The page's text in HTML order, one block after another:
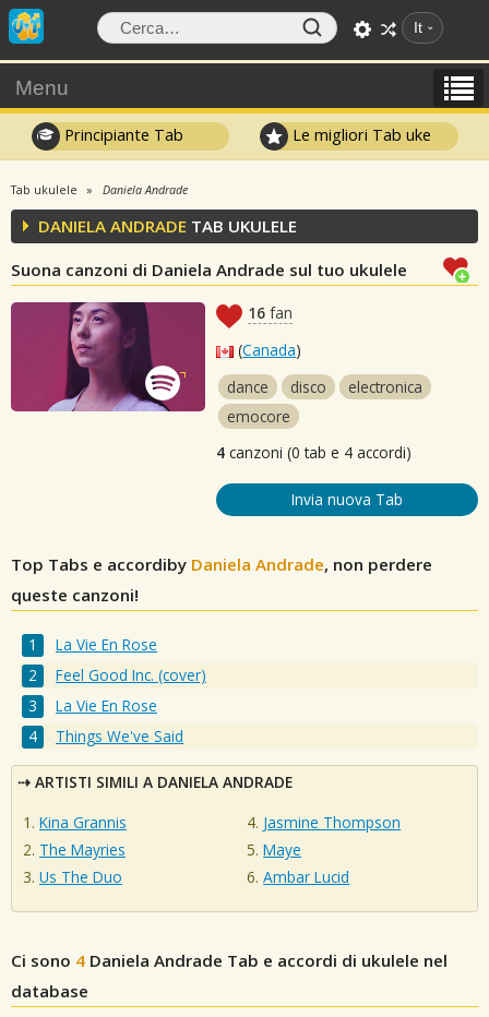
It
Menu
Principiante Tab Le migliori Tab uke
Tab ukulele Daniela Andrade
DANIELA ANDRADE TAB UKULELE
Suona canzoni di Daniela Andrade sul tuo ukulele
16 fan
(Canada)
dance
disco
electronica
emocore
4 canzoni (0 tab e 4 accordi)
Invia nuova Tab
Top Tabs e accordiby Daniela Andrade, non perdere
queste canzoni!
La Vie En Rose
Feel Good Inc. (cover)
La Vie En Rose
Things We've Said
ARTISTI SIMILI A DANIELA ANDRADE
Kina Grannis
The Mayries
Us The Duo
Jasmine Thompson
Maye
Ambar Lucid
Ci sono 4 Daniela Andrade Tab e accordi di ukulele nel
database